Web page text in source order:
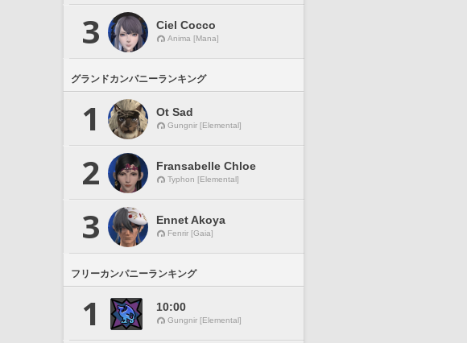
3 Ciel Cocco
Anima [Mana]
グランドカンパニーランキング
1 Ot Sad
Gungnir [Elemental]
2 Fransabelle Chloe
Typhon [Elemental]
3 Ennet Akoya
Fenrir [Gaia]
フリーカンパニーランキング
1 10:00
Gungnir [Elemental]